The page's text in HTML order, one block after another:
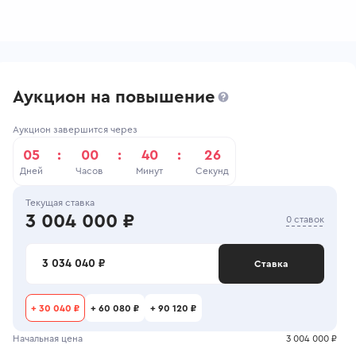
Аукцион на повышение
Аукцион завершится через
05
Дней
: 00
Часов
: 40
Минут
: 26
Секунд
Текущая ставка
3 004 000 ₽ 0 ставок
3 034 040 ₽ Ставка
+ 30 040 ₽ + 60 080 ₽ + 90 120 ₽
Начальная цена 3 004 000 ₽